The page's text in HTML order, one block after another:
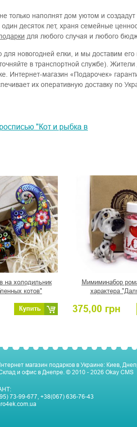
не только наполнят дом уютом и
десяток лет, храня семейные
для любого случая и любого
для новогодней елки, и мы доставим
в транспортной службе). Жители
Интернет-магазин «Подарочек»
их оперативную доставку по
"Кот и рыбка в
на холодильник
котов"
Купить
Мимиминабор
характера
375,00 грн
магазин подарков в Украине: Киев,
и офис в Днепре. © 2010 - 2026 Okay CMS
73-99-677, +38(067) 636-76-43